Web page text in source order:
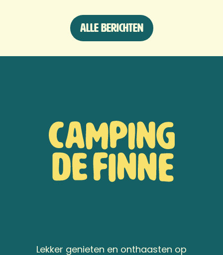
Alle berichten
Lekker genieten en onthaasten op